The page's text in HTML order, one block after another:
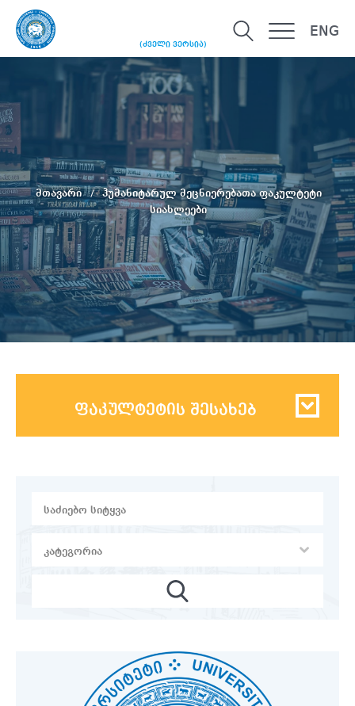
(ძველი ვერსია)
ENG
მთავარი
ჰუმანიტარულ მეცნიერებათა ფაკულტეტი
სიახლეები
ფაკულტეტის შესახებ